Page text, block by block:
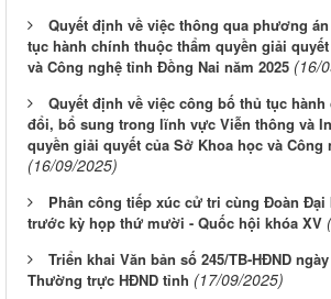
Quyết định về việc thông qua phương
tục hành chính thuộc thẩm quyền giải
và Công nghệ tỉnh Đồng Nai năm 2025 (16/
Quyết định về việc công bố thủ tục
đổi, bổ sung trong lĩnh vực Viễn thông và
quyền giải quyết của Sở Khoa học và Công
(16/09/2025)
Phân công tiếp xúc cử tri cùng Đoàn
trước kỳ họp thứ mười - Quốc hội khóa XV
Triển khai Văn bản số 245/TB-HĐND
Thường trực HĐND tỉnh (17/09/2025)